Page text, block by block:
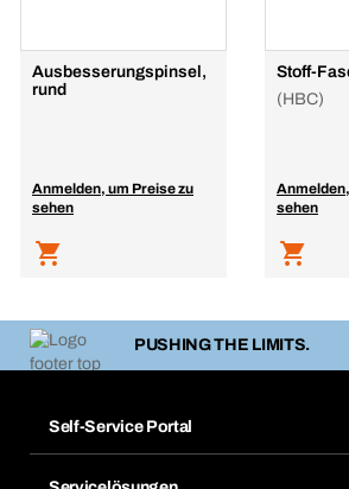
Ausbesserungspinsel,
rund
Anmelden, um Preise zu
sehen
Stoff-
(HBC)
sehen
PUSHING THE LIMITS.
Self-Service Portal